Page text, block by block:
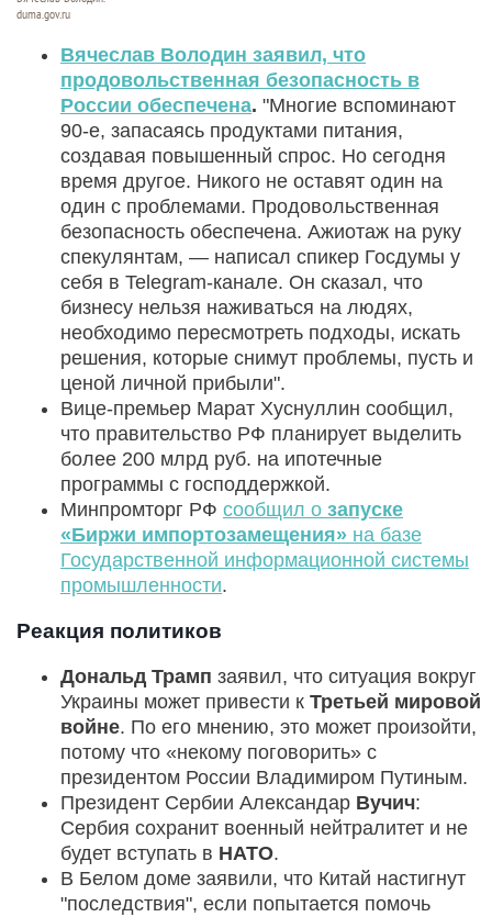
duma.gov.ru
Вячеслав Володин заявил, что
продовольственная безопасность в
России обеспечена. "Многие вспоминают
90-е, запасаясь продуктами питания,
создавая повышенный спрос. Но сегодня
время другое. Никого не оставят один на
один с проблемами. Продовольственная
безопасность обеспечена. Ажиотаж на руку
спекулянтам, — написал спикер Госдумы у
себя в Telegram-канале. Он сказал, что
бизнесу нельзя наживаться на людях,
необходимо пересмотреть подходы, искать
решения, которые снимут проблемы, пусть и
ценой личной прибыли".
Вице-премьер Марат Хуснуллин сообщил,
что правительство РФ планирует выделить
более 200 млрд руб. на ипотечные
программы с господдержкой.
Минпромторг РФ сообщил о запуске
«Биржи импортозамещения» на базе
Государственной информационной системы
промышленности.
Реакция политиков
Дональд Трамп заявил, что ситуация вокруг
Украины может привести к Третьей мировой
войне. По его мнению, это может произойти,
потому что «некому поговорить» с
президентом России Владимиром Путиным.
Президент Сербии Александар Вучич:
Сербия сохранит военный нейтралитет и не
будет вступать в НАТО.
В Белом доме заявили, что Китай настигнут
"последствия", если попытается помочь